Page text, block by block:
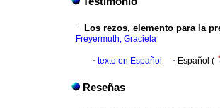
· Los rezos, elemento para la
Freyermuth, Graciela
· texto en Español · Español (
Reseñas